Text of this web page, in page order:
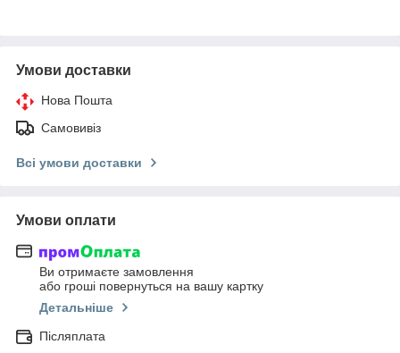
Умови доставки
Нова Пошта
Самовивіз
Всі умови доставки
Умови оплати
Ви отримаєте замовлення
або гроші повернуться на вашу картку
Детальніше
Післяплата